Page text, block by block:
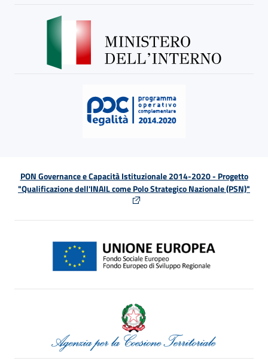
PON Governance e Capacità Istituzionale 2014-2020 - Progetto
"Qualificazione dell'INAIL come Polo Strategico Nazionale (PSN)"